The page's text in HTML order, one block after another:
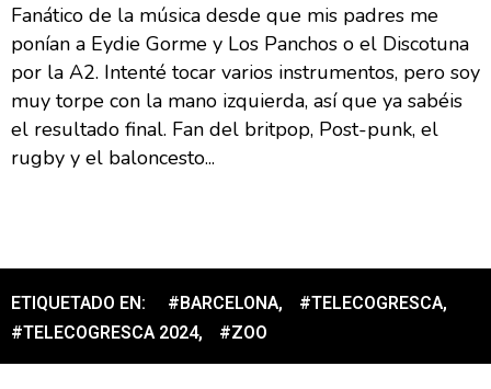
Fanático de la música desde que mis padres me
ponían a Eydie Gorme y Los Panchos o el Discotuna
por la A2. Intenté tocar varios instrumentos, pero soy
muy torpe con la mano izquierda, así que ya sabéis
el resultado final. Fan del britpop, Post-punk, el
rugby y el baloncesto...
ETIQUETADO EN: #BARCELONA, #TELECOGRESCA,
#TELECOGRESCA 2024, #ZOO